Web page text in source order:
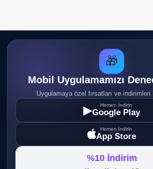
🎁
Mobil Uygulamamızı
Uygulamaya özel fırsatları ve indirimleri
▶ Hemen İndirin
Google Play
Hemen İndirin
App Store
%10 İndirim